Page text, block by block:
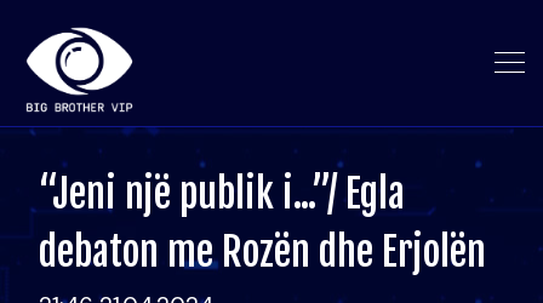
“Jeni një publik i...”/ Egla
debaton me Rozën dhe Erjolën